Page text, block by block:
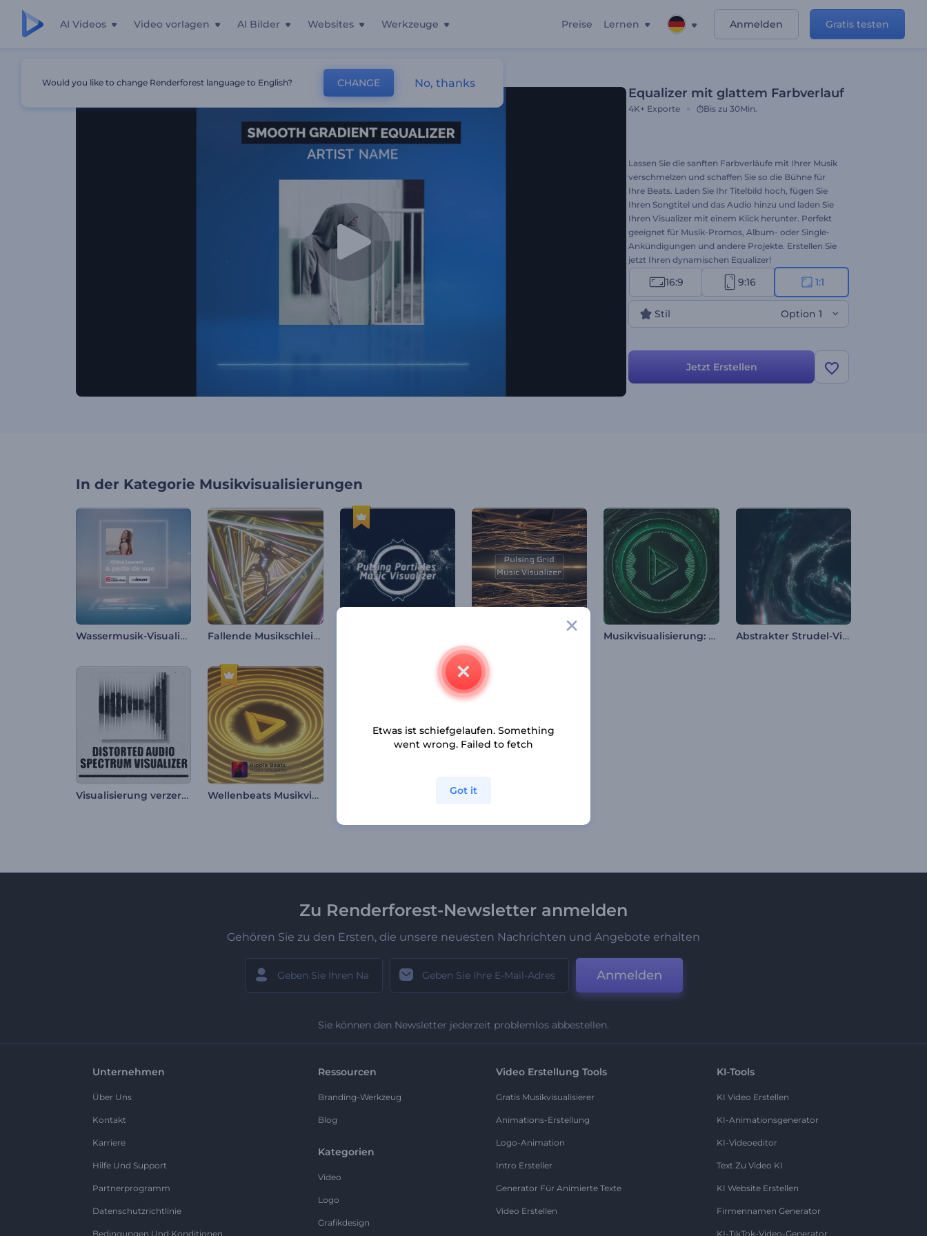
AI Videos Video vorlagen AI Bilder Websites Werkzeuge Preise Lernen Anmelden Gratis testen
Equalizer mit glattem Farbverlauf
4K+ Exporte Bis zu 30Min.
Lassen Sie die sanften Farbverläufe mit Ihrer Musik
verschmelzen und schaffen Sie so die Bühne für
Ihre Beats. Laden Sie Ihr Titelbild hoch, fügen Sie
Ihren Songtitel und das Audio hinzu und laden Sie
Ihren Visualizer mit einem Klick herunter. Perfekt
geeignet für Musik-Promos, Album- oder Single-
Ankündigungen und andere Projekte. Erstellen Sie
jetzt Ihren dynamischen Equalizer!
16:9 9:16 1:1
Stil Option 1
Jetzt Erstellen
In der Kategorie Musikvisualisierungen
Wassermusik-Visualisierer Fallende Musikschleife Visualisierer Musikvisualisierung: Neon-Beat Wellen Abstrakter Strudel-Visualizer
Visualisierung verzerrter Audiospektren Wellenbeats Musikvisualisierer Unendliche Tunnelschleife Visualisierer
Zu Renderforest-Newsletter anmelden
Gehören Sie zu den Ersten, die unsere neuesten Nachrichten und Angebote erhalten
Anmelden
Sie können den Newsletter jederzeit problemlos abbestellen.
Unternehmen
Über Uns
Kontakt
Karriere
Hilfe Und Support
Partnerprogramm
Datenschutzrichtlinie
Bedingungen Und Konditionen
Ressourcen
Branding-Werkzeug
Blog
Kategorien
Video
Logo
Grafikdesign
Video Erstellung Tools
Gratis Musikvisualisierer
Animations-Erstellung
Logo-Animation
Intro Ersteller
Generator Für Animierte Texte
Video Erstellen
KI-Tools
KI Video Erstellen
KI-Animationsgenerator
KI-Videoeditor
Text Zu Video KI
KI Website Erstellen
Firmennamen Generator
KI-TikTok-Video-Generator
Would you like to change Renderforest language to English? CHANGE No, thanks
Etwas ist schiefgelaufen. Something
went wrong. Failed to fetch
Got it